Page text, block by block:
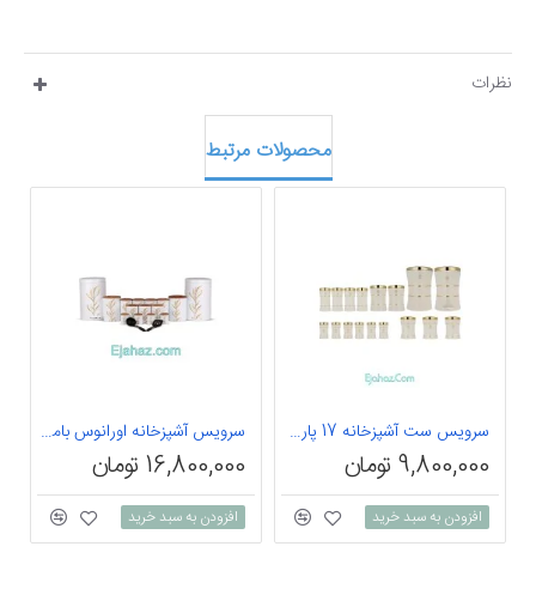
نظرات
محصولات مرتبط
سرویس ست آشپزخانه 17 پارچه اورانوس مدل Classic کد 3-710
9,800,000 تومان
افزودن به سبد خرید
سرویس آشپزخانه اورانوس بامبو سفید 17 پارچه
16,800,000 تومان
افزودن به سبد خرید